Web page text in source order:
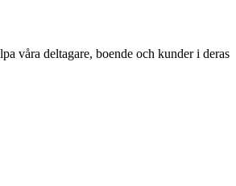
våra deltagare, boende och kunder i deras